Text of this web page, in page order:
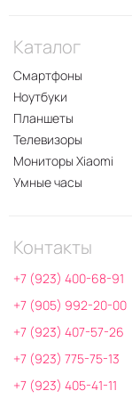
Каталог
Смартфоны
Ноутбуки
Планшеты
Телевизоры
Мониторы Xiaomi
Умные часы
Контакты
+7 (923) 400-68-91
+7 (905) 992-20-00
+7 (923) 407-57-26
+7 (923) 775-75-13
+7 (923) 405-41-11